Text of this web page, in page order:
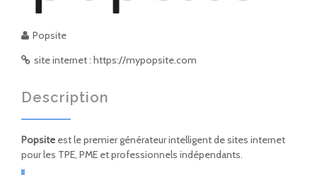
Popsite
site internet : https://mypopsite.com
Description
Popsite est le premier générateur intelligent de sites internet
pour les TPE, PME et professionnels indépendants.